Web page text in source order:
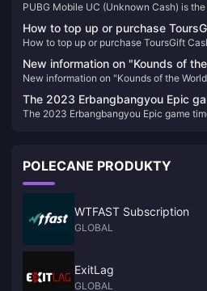
PUBG Mobile UC (Unknown Cash) is
PUBG Mobile, one of the most popular
Players use UC to purchase a variety of
skins, costumes, weapon skins, and the
provides access to exclusive rewards
enhance your gameplay experience by
and gear to stand out in the
How to top up or purchase
How to top up or purchase ToursGift
New information on "Kounds of
the protagonist, and the game's
enhanced
New information on "Kounds of the
The 2023 Erbangbangyou Epic
The 2023 Erbangbangyou Epic game
POLECANE PRODUKTY
WTFAST Subscription
GLOBAL
ExitLag
GLOBAL